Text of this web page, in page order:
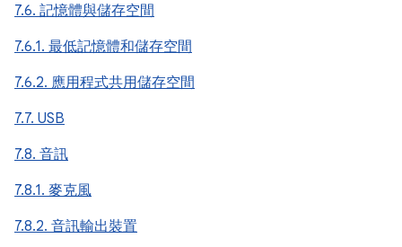
7.6. 記憶體與儲存空間
7.6.1. 最低記憶體和儲存空間
7.6.2. 應用程式共用儲存空間
7.7. USB
7.8. 音訊
7.8.1. 麥克風
7.8.2. 音訊輸出裝置